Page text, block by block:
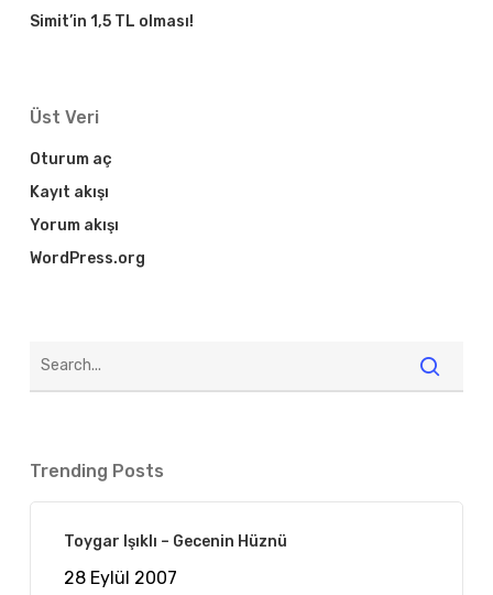
Simit’in 1,5 TL olması!
Üst Veri
Oturum aç
Kayıt akışı
Yorum akışı
WordPress.org
Trending Posts
Toygar Işıklı – Gecenin Hüznü
28 Eylül 2007